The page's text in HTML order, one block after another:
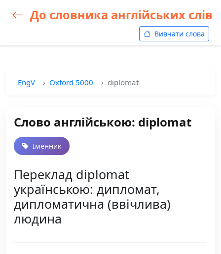
До словника англійських слів
Вивчати слова
EngV Oxford 5000 diplomat
Слово англійською: diplomat
Іменник
Переклад diplomat
українською: дипломат,
дипломатична (ввічлива)
людина